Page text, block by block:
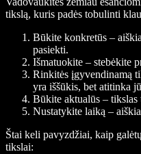
tikslą, kuris padės tobulinti
Būkite konkretūs –
pasiekti.
Išmatuokite – stebėkite
Rinkitės įgyvendinamą
yra iššūkis, bet atitinka
Būkite aktualūs –
Nustatykite laiką –
Štai keli pavyzdžiai, kaip
tikslai: